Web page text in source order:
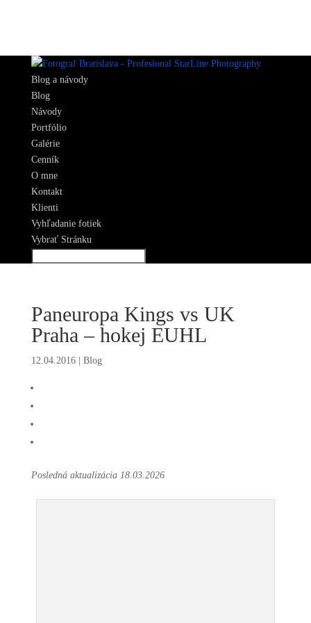
Blog a návody
Blog
Návody
Portfólio
Galérie
Cenník
O mne
Kontakt
Klienti
Vyhľadanie fotiek
Vybrať Stránku
Paneuropa Kings vs UK
Praha – hokej EUHL
12.04.2016| Blog
Posledná aktualizácia 18.03.2026